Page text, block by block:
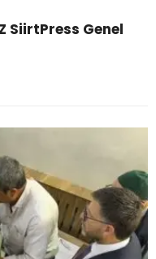
SiirtPress Genel